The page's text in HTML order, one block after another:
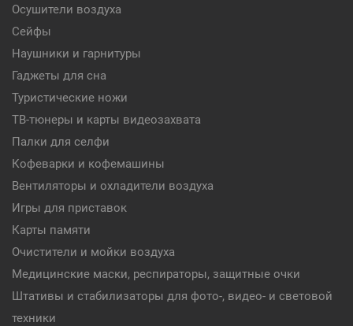
Осушители воздуха
Сейфы
Наушники и гарнитуры
Гаджеты для сна
Туристические ножи
ТВ-тюнеры и карты видеозахвата
Палки для селфи
Кофеварки и кофемашины
Вентиляторы и охладители воздуха
Игры для приставок
Карты памяти
Очистители и мойки воздуха
Медицинские маски, респираторы, защитные очки
Штативы и стабилизаторы для фото-, видео- и световой
техники